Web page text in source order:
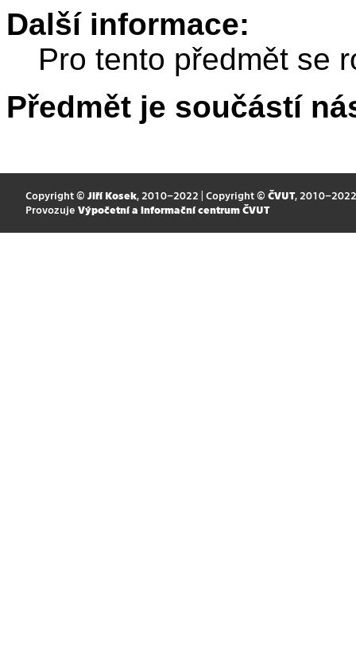
Další informace:
Pro tento předmět se
Předmět je součástí
Copyright © Jiří Kosek, 2010–2022 | Copyright © ČVUT, 2010–2022
Provozuje Výpočetní a informační centrum ČVUT